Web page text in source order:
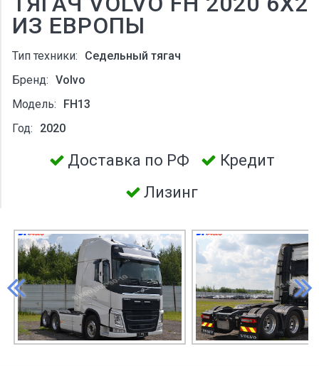
ИЗ ЕВРОПЫ
Тип техники:
Седельный тягач
Бренд: Volvo
Модель:
FH13
Год:
2020
Доставка по РФ
Кредит
Лизинг